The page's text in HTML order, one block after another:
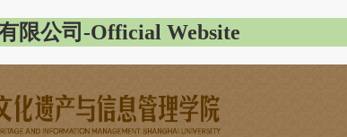
限公司-Official Website